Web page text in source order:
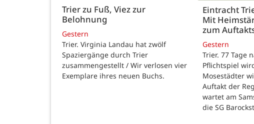
Trier zu Fuß, Viez zur
Belohnung
Gestern
Trier. Virginia Landau hat zwölf
Spaziergänge durch Trier
zusammengestellt / Wir verlosen vier
Exemplare ihres neuen Buchs.
Eintracht
Mit
zum
Gestern
Trier. 77 Tage
Pflichtspiel
Mosestädter
Auftakt der
wartet am
die SG